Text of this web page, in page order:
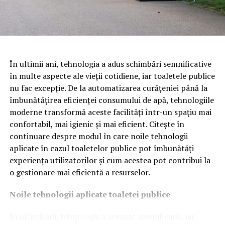
Iridex Group Plastic, infiintata in 1993 ca o companie
privata, reuneste domenii de activitate diverse:
constructii, mase plastice, salubritate, agricultura, toate
avand ca numitor comun grija pentru mediu. Compania
este prima producatoare de plasa tip retea din
polietilena (obtinuta prin extrudare) din Romania.
Compania este numarul 1 pe piata materialelor
geosintetice, avand in portofoliu colaborari la proiecte
de infrastructura mediului in toata tara. Cele mai
importante orase din Romania beneficiaza de depozite
de deseuri municipale realizate cu materiale furnizate si
În ultimii ani, tehnologia a adus schimbări semnificative
în multe aspecte ale vieții cotidiene, iar toaletele publice
nu fac excepție. De la automatizarea curățeniei până la
îmbunătățirea eficienței consumului de apă, tehnologiile
moderne transformă aceste facilități într-un spațiu mai
confortabil, mai igienic și mai eficient. Citește în
continuare despre modul în care noile tehnologii
aplicate în cazul toaletelor publice pot îmbunătăți
experiența utilizatorilor și cum acestea pot contribui la
o gestionare mai eficientă a resurselor.
Noile tehnologii aplicate toaletei publice